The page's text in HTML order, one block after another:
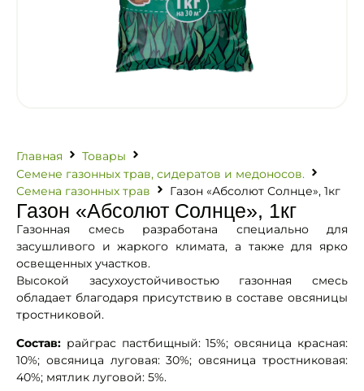
Главная
Товары
Семене газонных трав, сидератов и медоносов.
Семена газонных трав
Газон «Абсолют Солнце», 1кг
Газон «Абсолют Солнце», 1кг
Газонная смесь разработана специально для
засушливого и жаркого климата, а также для ярко
освещенных участков.
Высокой засухоустойчивостью газонная смесь
обладает благодаря присутствию в составе овсяницы
тростниковой.
Состав: райграс пастбищный: 15%; овсяница красная:
10%; овсяница луговая: 30%; овсяница тростниковая:
40%; мятлик луговой: 5%.